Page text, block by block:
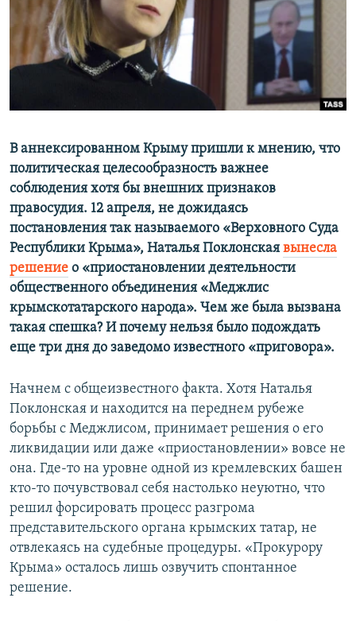
ПОБЕДИТЕЛЕЙ НЕ СУДЯТ?
КРЫМ.НЕПОКОРЕННЫЙ
ПРИСОЕДИНЯЙТЕСЬ!
В аннексированном Крыму пришли к мнению, что
политическая целесообразность важнее
соблюдения хотя бы внешних признаков
правосудия. 12 апреля, не дожидаясь
постановления так называемого «Верховного Суда
Республики Крыма», Наталья Поклонская вынесла
решение о «приостановлении деятельности
общественного объединения «Меджлис
крымскотатарского народа». Чем же была вызвана
такая спешка? И почему нельзя было подождать
еще три дня до заведомо известного «приговора».
Начнем с общеизвестного факта. Хотя Наталья
Поклонская и находится на переднем рубеже
борьбы с Меджлисом, принимает решения о его
ликвидации или даже «приостановлении» вовсе не
она. Где-то на уровне одной из кремлевских башен
кто-то почувствовал себя настолько неуютно, что
решил форсировать процесс разгрома
представительского органа крымских татар, не
отвлекаясь на судебные процедуры. «Прокурору
Крыма» осталось лишь озвучить спонтанное
решение.